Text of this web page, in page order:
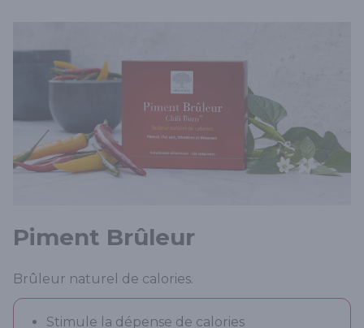
Piment Brûleur
Brûleur naturel de calories.
Stimule la dépense de calories